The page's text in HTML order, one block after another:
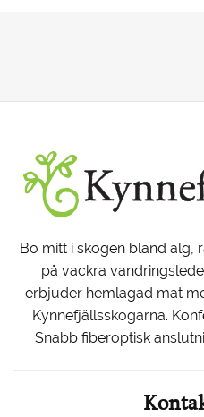
Bo mitt i skogen bland älg,
på vackra
erbjuder hemlagad mat
Kynnefjällsskogarna.
Snabb fiberoptisk